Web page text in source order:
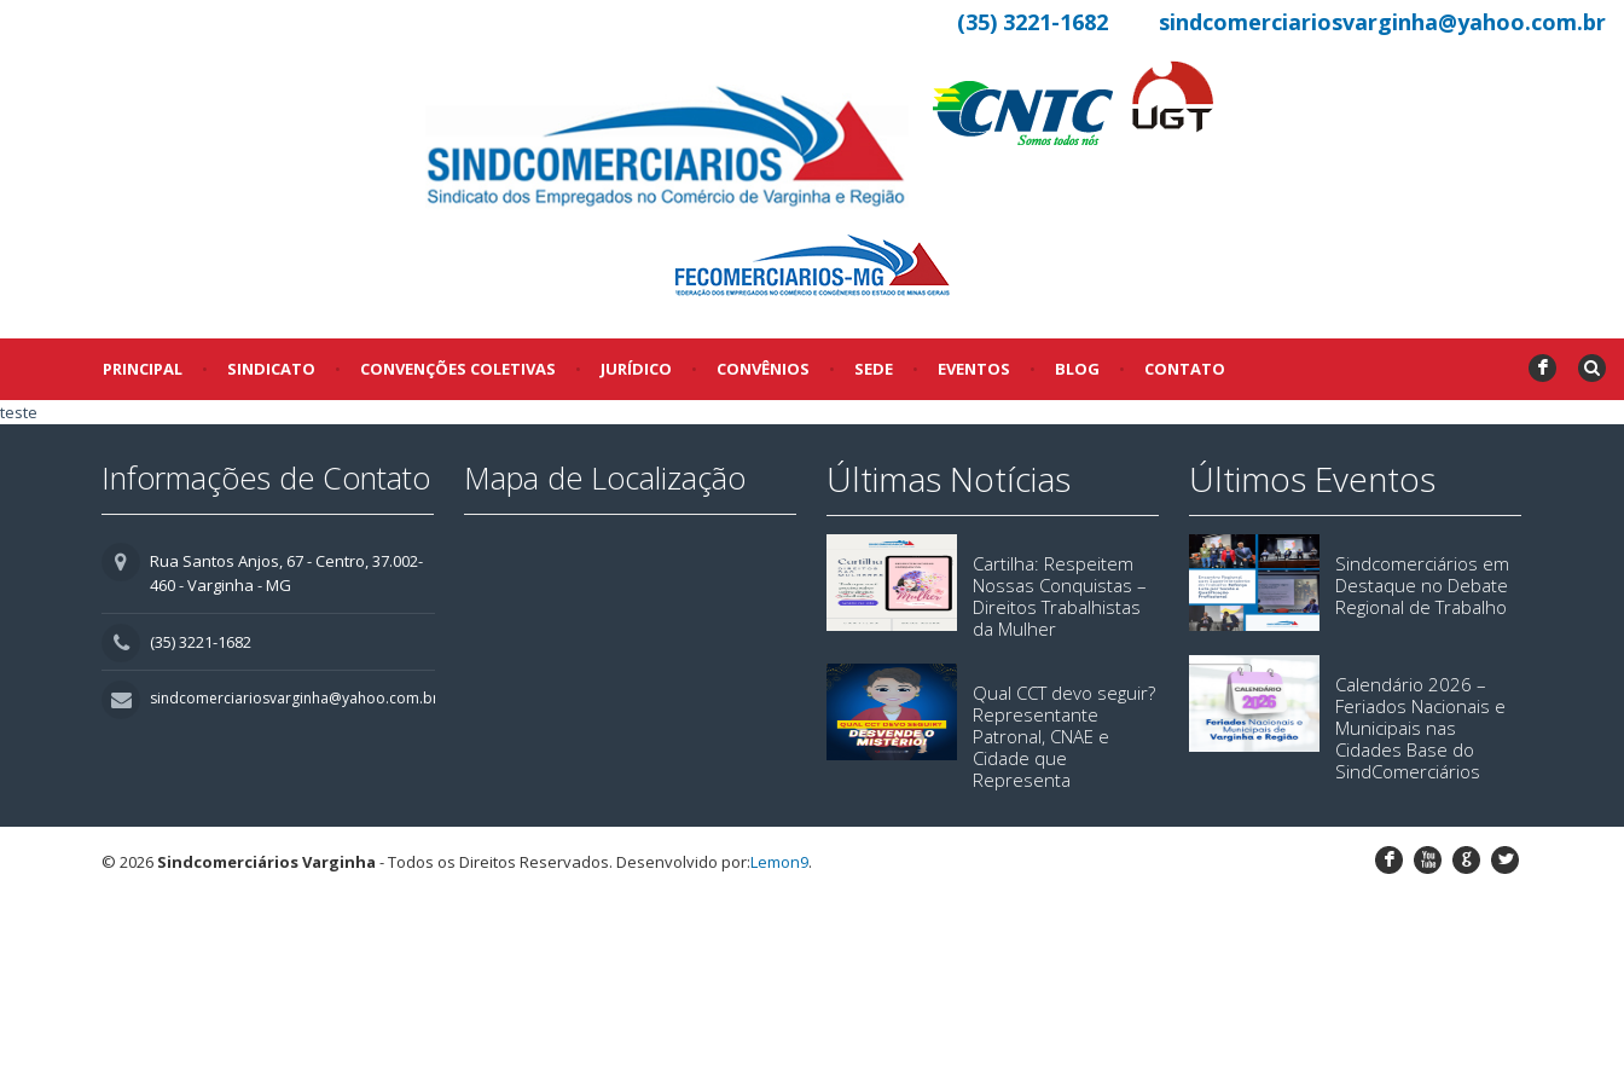
(35) 3221-1682 sindcomerciariosvarginha@yahoo.com.br
PRINCIPAL • SINDICATO • CONVENÇÕES COLETIVAS • JURÍDICO • CONVÊNIOS • SEDE • EVENTOS • BLOG • CONTATO F
teste
Informações de Contato
Rua Santos Anjos, 67 - Centro, 37.002-
460 - Varginha - MG
(35) 3221-1682
sindcomerciariosvarginha@yahoo.com.br
Mapa de Localização Últimas Notícias
Cartilha: Respeitem
Nossas Conquistas –
Direitos Trabalhistas
da Mulher
Qual CCT devo seguir?
Representante
Patronal, CNAE e
Cidade que
Representa
Últimos Eventos
Sindcomerciários em
Destaque no Debate
Regional de Trabalho
Calendário 2026 –
Feriados Nacionais e
Municipais nas
Cidades Base do
SindComerciários
© 2026 Sindcomerciários Varginha - Todos os Direitos Reservados. Desenvolvido por:Lemon9. F X G L